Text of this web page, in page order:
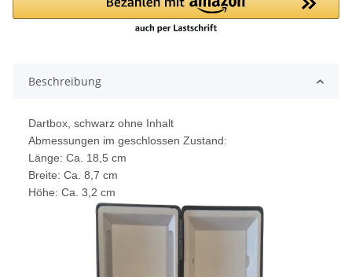
Beschreibung
Dartbox, schwarz ohne Inhalt
Abmessungen im geschlossen Zustand:
Länge: Ca. 18,5 cm
Breite: Ca. 8,7 cm
Höhe: Ca. 3,2 cm